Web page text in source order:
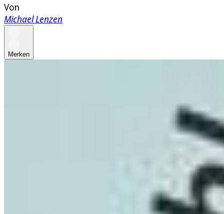
Von
Michael Lenzen
Merken